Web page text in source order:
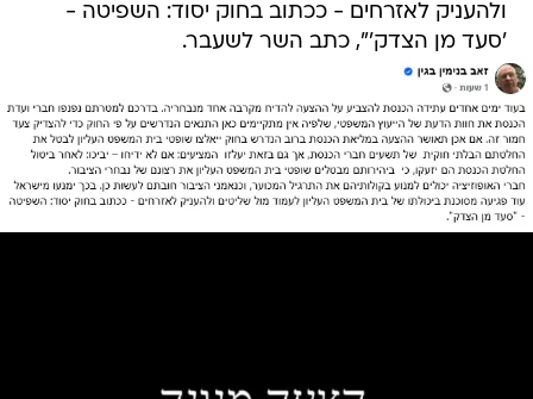
ולהעניק לאזרחים - ככתוב בחוק יסוד: השפיטה -
'סעד מן הצדק'", כתב השר לשעבר.